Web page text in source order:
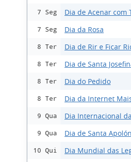
7 Seg Dia de Acenar com
7 Seg Dia da Rosa
8 Ter Dia de Rir e Ficar
8 Ter Dia de Santa
8 Ter Dia do Pedido
8 Ter Dia da Internet
9 Qua Dia Internacional
9 Qua Dia de Santa
10 Qui Dia Mundial das